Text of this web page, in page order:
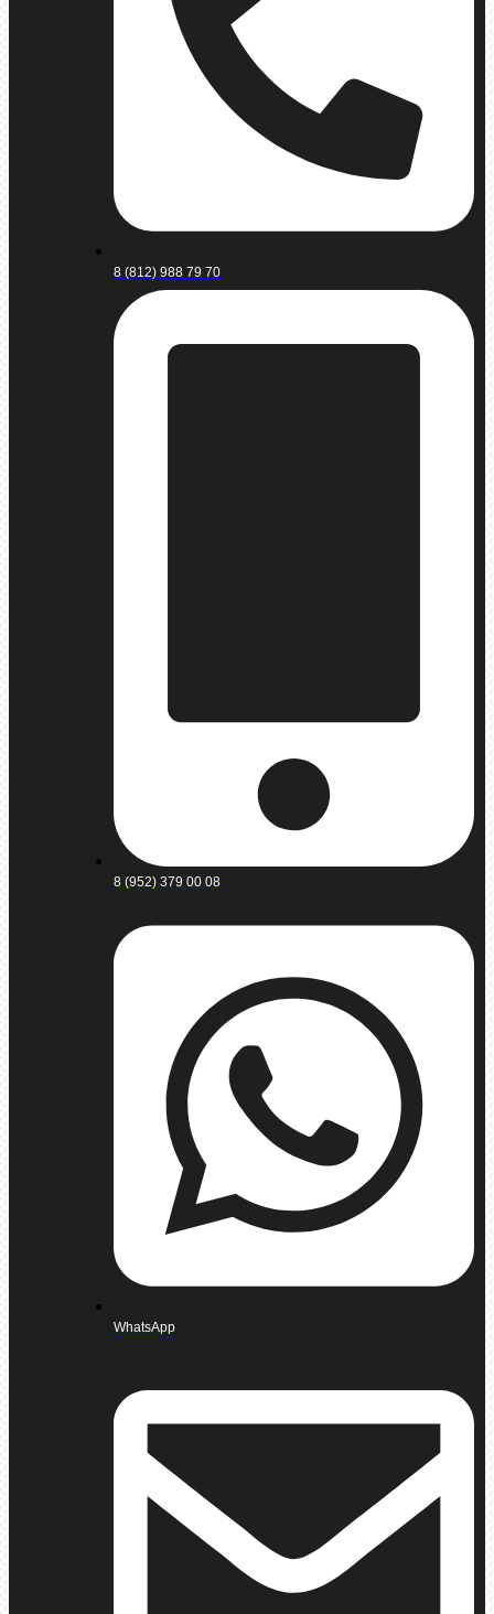
8 (812) 988 79 70
8 (952) 379 00 08
WhatsApp